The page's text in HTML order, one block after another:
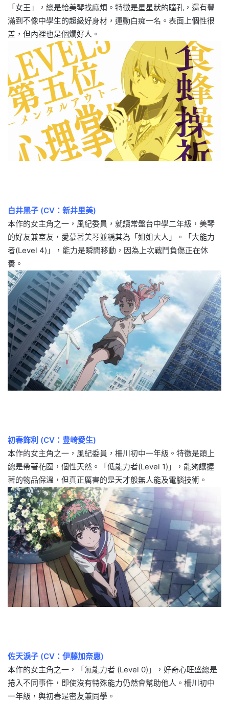
「女王」，總是給美琴找麻煩。特徵是星星狀的瞳孔，還有豐
滿到不像中學生的超級好身材，運動白痴一名。表面上個性很
差，但內裡也是個爛好人。
白井黑子 (CV：新井里美)
本作的女主角之一，風紀委員，就讀常盤台中學二年級，美琴
的好友兼室友，愛慕著美琴並稱其為「姐姐大人」。「大能力
者(Level 4)」，能力是瞬間移動，因為上次戰鬥負傷正在休
養。
初春飾利 (CV：豊崎愛生)
本作的女主角之一，風紀委員，柵川初中一年級。特徵是頭上
總是帶著花圈，個性天然。「低能力者(Level 1)」，能夠讓握
著的物品保溫，但真正厲害的是天才般無人能及電腦技術。
佐天淚子 (CV：伊藤加奈惠)
本作的女主角之一，「無能力者 (Level 0)」，好奇心旺盛總是
捲入不同事件，即使沒有特殊能力仍然會幫助他人。柵川初中
一年級，與初春是密友兼同學。